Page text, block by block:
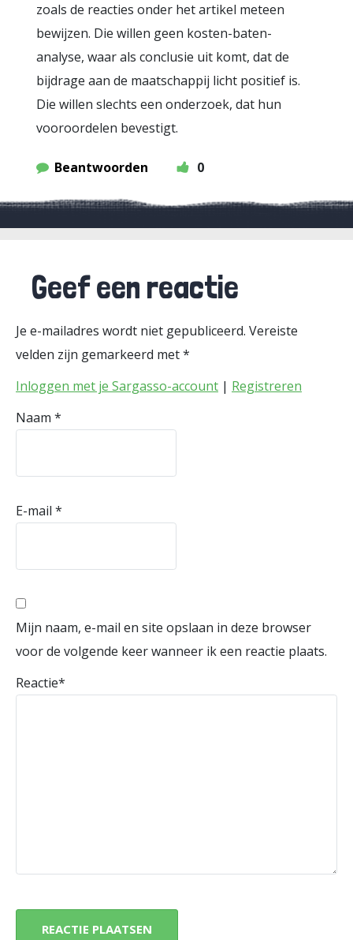
zoals de reacties onder het artikel meteen
bewijzen. Die willen geen kosten-baten-
analyse, waar als conclusie uit komt, dat de
bijdrage aan de maatschappij licht positief is.
Die willen slechts een onderzoek, dat hun
vooroordelen bevestigt.
Beantwoorden 0
Geef een reactie
Je e-mailadres wordt niet gepubliceerd. Vereiste
velden zijn gemarkeerd met*
Inloggen met je Sargasso-account | Registreren
Naam *
E-mail *
Mijn naam, e-mail en site opslaan in deze browser
voor de volgende keer wanneer ik een reactie plaats.
Reactie*